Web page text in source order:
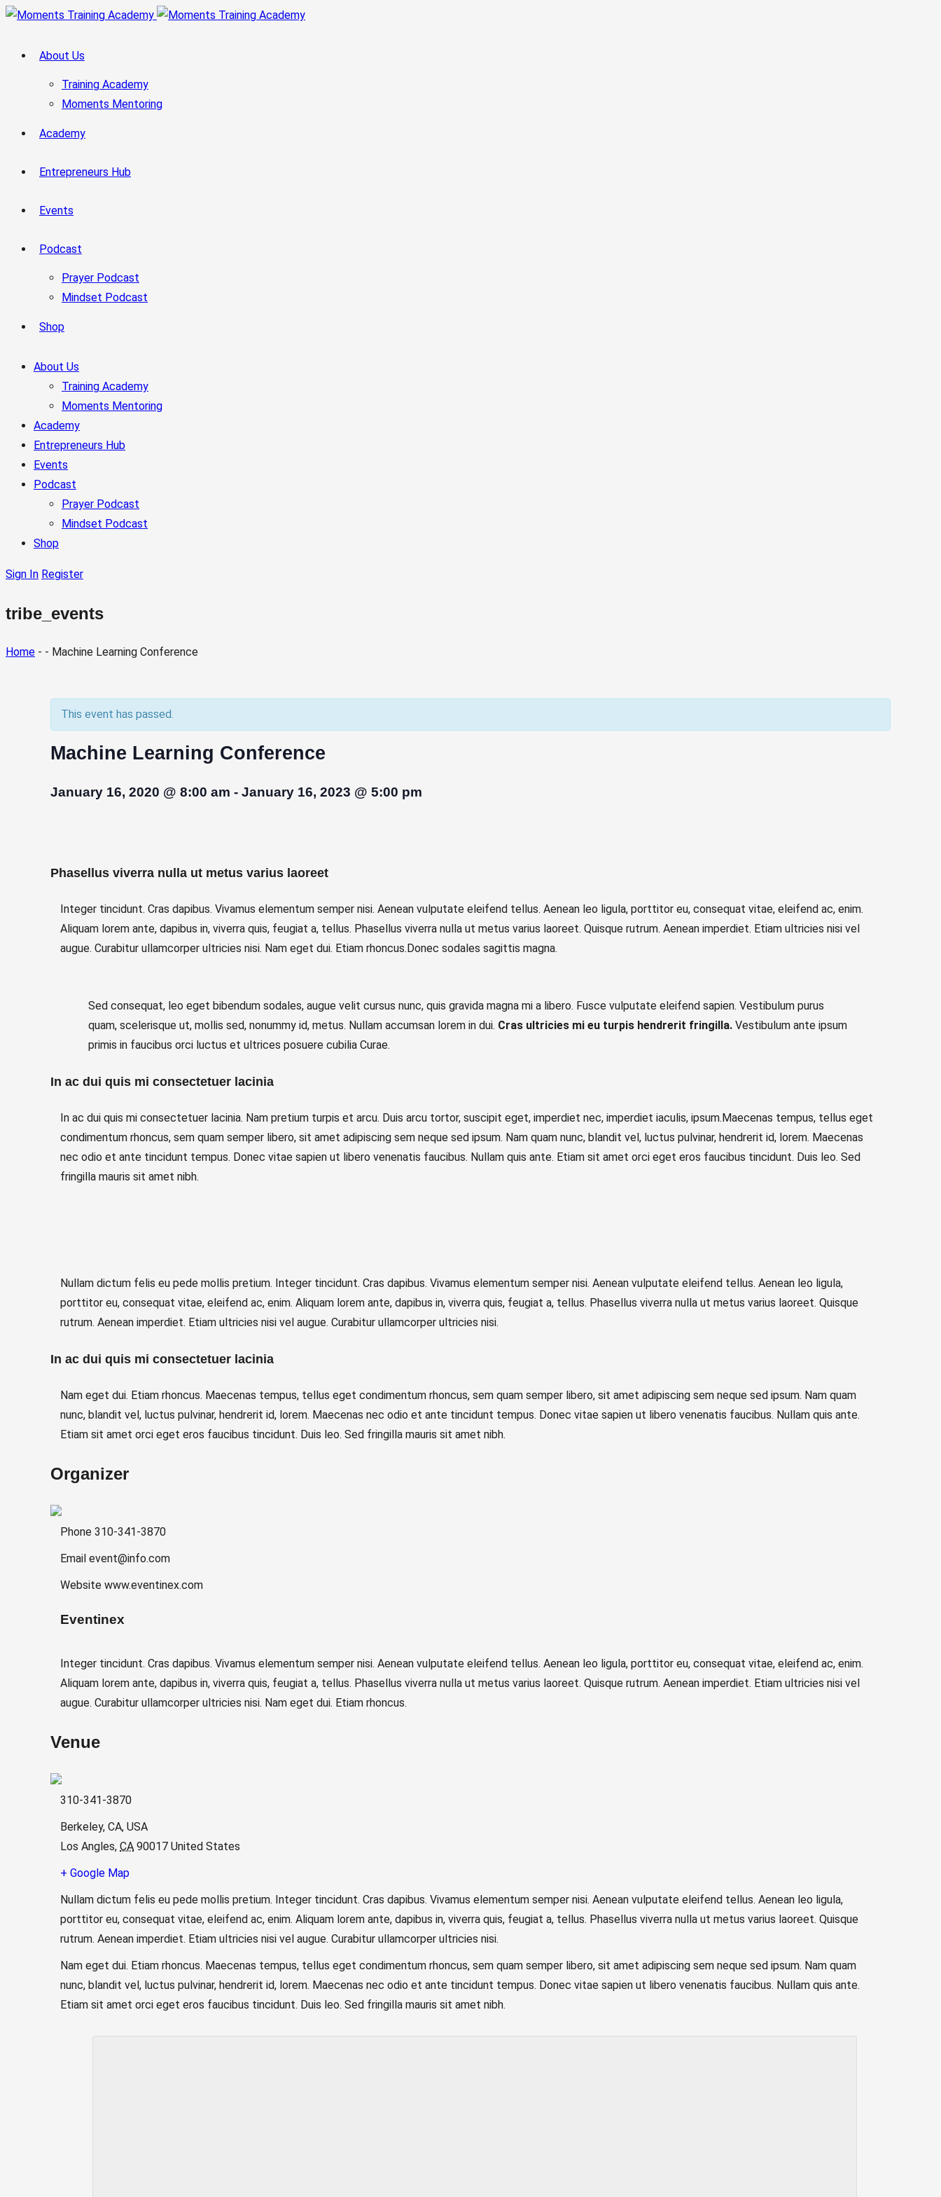
About Us
Training Academy
Moments Mentoring
Academy
Entrepreneurs Hub
Events
Podcast
Prayer Podcast
Mindset Podcast
Shop
About Us
Training Academy
Moments Mentoring
Academy
Entrepreneurs Hub
Events
Podcast
Prayer Podcast
Mindset Podcast
Shop
Sign In Register
tribe_events
Home - - Machine Learning Conference
This event has passed.
Machine Learning Conference
January 16, 2020 @ 8:00 am - January 16, 2023 @ 5:00 pm
Phasellus viverra nulla ut metus varius laoreet
Integer tincidunt. Cras dapibus. Vivamus elementum semper nisi. Aenean vulputate eleifend tellus. Aenean leo ligula, porttitor eu, consequat vitae, eleifend ac, enim.
Aliquam lorem ante, dapibus in, viverra quis, feugiat a, tellus. Phasellus viverra nulla ut metus varius laoreet. Quisque rutrum. Aenean imperdiet. Etiam ultricies nisi vel
augue. Curabitur ullamcorper ultricies nisi. Nam eget dui. Etiam rhoncus.Donec sodales sagittis magna.
Sed consequat, leo eget bibendum sodales, augue velit cursus nunc, quis gravida magna mi a libero. Fusce vulputate eleifend sapien. Vestibulum purus
quam, scelerisque ut, mollis sed, nonummy id, metus. Nullam accumsan lorem in dui. Cras ultricies mi eu turpis hendrerit fringilla. Vestibulum ante ipsum
primis in faucibus orci luctus et ultrices posuere cubilia Curae.
In ac dui quis mi consectetuer lacinia
In ac dui quis mi consectetuer lacinia. Nam pretium turpis et arcu. Duis arcu tortor, suscipit eget, imperdiet nec, imperdiet iaculis, ipsum.Maecenas tempus, tellus eget
condimentum rhoncus, sem quam semper libero, sit amet adipiscing sem neque sed ipsum. Nam quam nunc, blandit vel, luctus pulvinar, hendrerit id, lorem. Maecenas
nec odio et ante tincidunt tempus. Donec vitae sapien ut libero venenatis faucibus. Nullam quis ante. Etiam sit amet orci eget eros faucibus tincidunt. Duis leo. Sed
fringilla mauris sit amet nibh.
Nullam dictum felis eu pede mollis pretium. Integer tincidunt. Cras dapibus. Vivamus elementum semper nisi. Aenean vulputate eleifend tellus. Aenean leo ligula,
porttitor eu, consequat vitae, eleifend ac, enim. Aliquam lorem ante, dapibus in, viverra quis, feugiat a, tellus. Phasellus viverra nulla ut metus varius laoreet. Quisque
rutrum. Aenean imperdiet. Etiam ultricies nisi vel augue. Curabitur ullamcorper ultricies nisi.
In ac dui quis mi consectetuer lacinia
Nam eget dui. Etiam rhoncus. Maecenas tempus, tellus eget condimentum rhoncus, sem quam semper libero, sit amet adipiscing sem neque sed ipsum. Nam quam
nunc, blandit vel, luctus pulvinar, hendrerit id, lorem. Maecenas nec odio et ante tincidunt tempus. Donec vitae sapien ut libero venenatis faucibus. Nullam quis ante.
Etiam sit amet orci eget eros faucibus tincidunt. Duis leo. Sed fringilla mauris sit amet nibh.
Organizer
Phone 310-341-3870
Email event@info.com
Website www.eventinex.com
Eventinex
Integer tincidunt. Cras dapibus. Vivamus elementum semper nisi. Aenean vulputate eleifend tellus. Aenean leo ligula, porttitor eu, consequat vitae, eleifend ac, enim.
Aliquam lorem ante, dapibus in, viverra quis, feugiat a, tellus. Phasellus viverra nulla ut metus varius laoreet. Quisque rutrum. Aenean imperdiet. Etiam ultricies nisi vel
augue. Curabitur ullamcorper ultricies nisi. Nam eget dui. Etiam rhoncus.
Venue
310-341-3870
Berkeley, CA, USA
Los Angles, CA 90017 United States
+ Google Map
Nullam dictum felis eu pede mollis pretium. Integer tincidunt. Cras dapibus. Vivamus elementum semper nisi. Aenean vulputate eleifend tellus. Aenean leo ligula,
porttitor eu, consequat vitae, eleifend ac, enim. Aliquam lorem ante, dapibus in, viverra quis, feugiat a, tellus. Phasellus viverra nulla ut metus varius laoreet. Quisque
rutrum. Aenean imperdiet. Etiam ultricies nisi vel augue. Curabitur ullamcorper ultricies nisi.
Nam eget dui. Etiam rhoncus. Maecenas tempus, tellus eget condimentum rhoncus, sem quam semper libero, sit amet adipiscing sem neque sed ipsum. Nam quam
nunc, blandit vel, luctus pulvinar, hendrerit id, lorem. Maecenas nec odio et ante tincidunt tempus. Donec vitae sapien ut libero venenatis faucibus. Nullam quis ante.
Etiam sit amet orci eget eros faucibus tincidunt. Duis leo. Sed fringilla mauris sit amet nibh.